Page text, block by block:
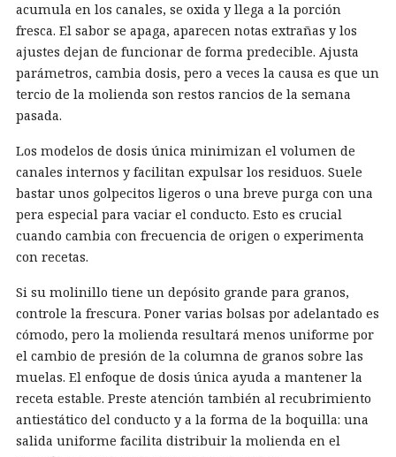
acumula en los canales, se oxida y llega a la porción
fresca. El sabor se apaga, aparecen notas extrañas y los
ajustes dejan de funcionar de forma predecible. Ajusta
parámetros, cambia dosis, pero a veces la causa es que un
tercio de la molienda son restos rancios de la semana
pasada.
Los modelos de dosis única minimizan el volumen de
canales internos y facilitan expulsar los residuos. Suele
bastar unos golpecitos ligeros o una breve purga con una
pera especial para vaciar el conducto. Esto es crucial
cuando cambia con frecuencia de origen o experimenta
con recetas.
Si su molinillo tiene un depósito grande para granos,
controle la frescura. Poner varias bolsas por adelantado es
cómodo, pero la molienda resultará menos uniforme por
el cambio de presión de la columna de granos sobre las
muelas. El enfoque de dosis única ayuda a mantener la
receta estable. Preste atención también al recubrimiento
antiestático del conducto y a la forma de la boquilla: una
salida uniforme facilita distribuir la molienda en el